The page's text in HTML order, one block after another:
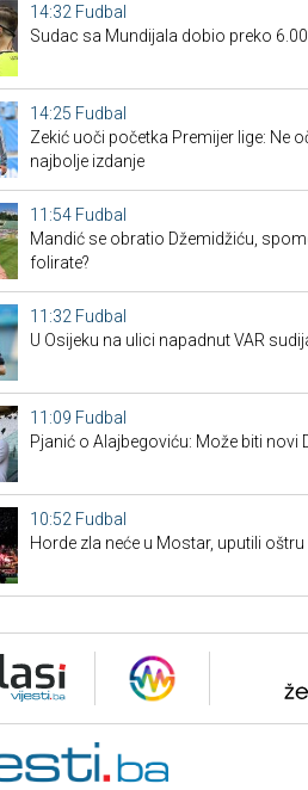
14:32 Fudbal
Sudac sa Mundijala dobio preko
14:25 Fudbal
Zekić uoči početka Premijer lige: Ne
najbolje izdanje
11:54 Fudbal
Mandić se obratio Džemidžiću,
folirate?
11:32 Fudbal
U Osijeku na ulici napadnut VAR
11:09 Fudbal
Pjanić o Alajbegoviću: Može biti novi
10:52 Fudbal
Horde zla neće u Mostar, uputili